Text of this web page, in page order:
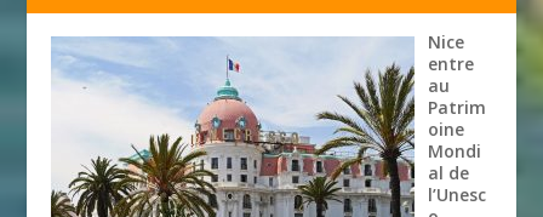
Nice
entre
au
Patrim
oine
Mondi
al de
l’Unesc